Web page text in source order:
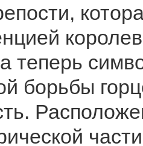
теперь
борьбы